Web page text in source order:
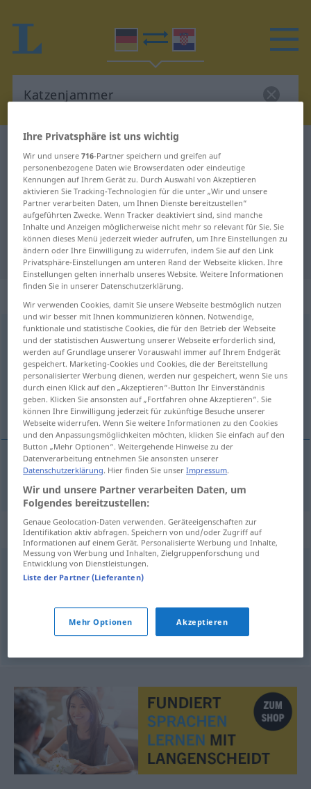
Deutsch-Kroatisch Übersetzung für
"Katzenjammer"
"Katzenjammer" Kroatisch
Übersetzung
: Maskulinum
Katzenjammerm <-s>
Übersicht aller Übersetzungen
(Für mehr Details die Übersetzung anklicken/antippen)
mamurluk
mamurluk Katzenjammer
Synonyme für "Katzenjammer"
Kater (ugs.),Schädel (ugs.)
Ernüchterung,Enttäuschung,Dämpfer (ugs.)
Ihre Privatsphäre ist uns wichtig
Wir und unsere716-Partner speichern und greifen auf
personenbezogene Daten wie Browserdaten oder eindeutige
Kennungen auf Ihrem Gerät zu. Durch Auswahl von Akzeptieren
aktivieren Sie Tracking-Technologien für die unter „Wir und unsere
Partner verarbeiten Daten, um Ihnen Dienste bereitzustellen“
aufgeführten Zwecke. Wenn Tracker deaktiviert sind, sind manche
Inhalte und Anzeigen möglicherweise nicht mehr so relevant für Sie. Sie
können dieses Menü jederzeit wieder aufrufen, um Ihre Einstellungen zu
ändern oder Ihre Einwilligung zu widerrufen, indem Sie auf den Link
Privatsphäre-Einstellungen am unteren Rand der Webseite klicken. Ihre
Einstellungen gelten innerhalb unseres Website. Weitere Informationen
finden Sie in unserer Datenschutzerklärung.
Wir verwenden Cookies, damit Sie unsere Webseite bestmöglich nutzen
und wir besser mit Ihnen kommunizieren können. Notwendige,
funktionale und statistische Cookies, die für den Betrieb der Webseite
und der statistischen Auswertung unserer Webseite erforderlich sind,
werden auf Grundlage unserer Vorauswahl immer auf Ihrem Endgerät
gespeichert. Marketing-Cookies und Cookies, die der Bereitstellung
personalisierter Werbung dienen, werden nur gespeichert, wenn Sie uns
durch einen Klick auf den „Akzeptieren“-Button Ihr Einverständnis
geben. Klicken Sie ansonsten auf „Fortfahren ohne Akzeptieren“. Sie
können Ihre Einwilligung jederzeit für zukünftige Besuche unserer
Webseite widerrufen. Wenn Sie weitere Informationen zu den Cookies
und den Anpassungsmöglichkeiten möchten, klicken Sie einfach auf den
Button „Mehr Optionen“. Weitergehende Hinweise zu der
Datenverarbeitung entnehmen Sie ansonsten unserer
Datenschutzerklärung. Hier finden Sie unserImpressum.
Wir und unsere Partner verarbeiten Daten, um
Folgendes bereitzustellen:
Genaue Geolocation-Daten verwenden. Geräteeigenschaften zur
Identifikation aktiv abfragen. Speichern von und/oder Zugriff auf
Informationen auf einem Gerät. Personalisierte Werbung und Inhalte,
Messung von Werbung und Inhalten, Zielgruppenforschung und
Entwicklung von Dienstleistungen.
Liste der Partner (Lieferanten)
Mehr Optionen Akzeptieren